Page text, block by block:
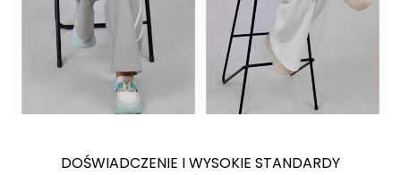
DOŚWIADCZENIE I WYSOKIE STANDARDY